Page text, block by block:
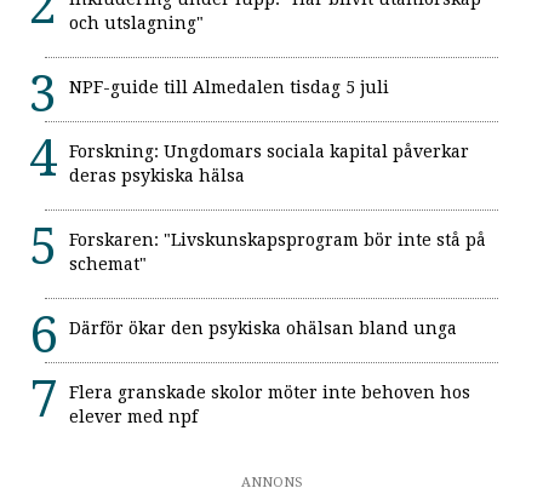
och utslagning"
NPF-guide till Almedalen tisdag 5 juli
Forskning: Ungdomars sociala kapital påverkar
deras psykiska hälsa
Forskaren: "Livskunskapsprogram bör inte stå på
schemat"
Därför ökar den psykiska ohälsan bland unga
Flera granskade skolor möter inte behoven hos
elever med npf
ANNONS